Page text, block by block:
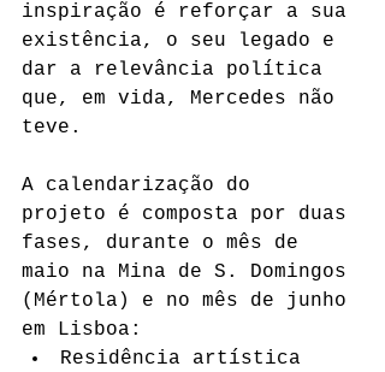
inspiração é reforçar a sua
existência, o seu legado e
dar a relevância política
que, em vida, Mercedes não
teve.
A calendarização do
projeto é composta por duas
fases, durante o mês de
maio na Mina de S. Domingos
(Mértola) e no mês de junho
em Lisboa:
Residência artística